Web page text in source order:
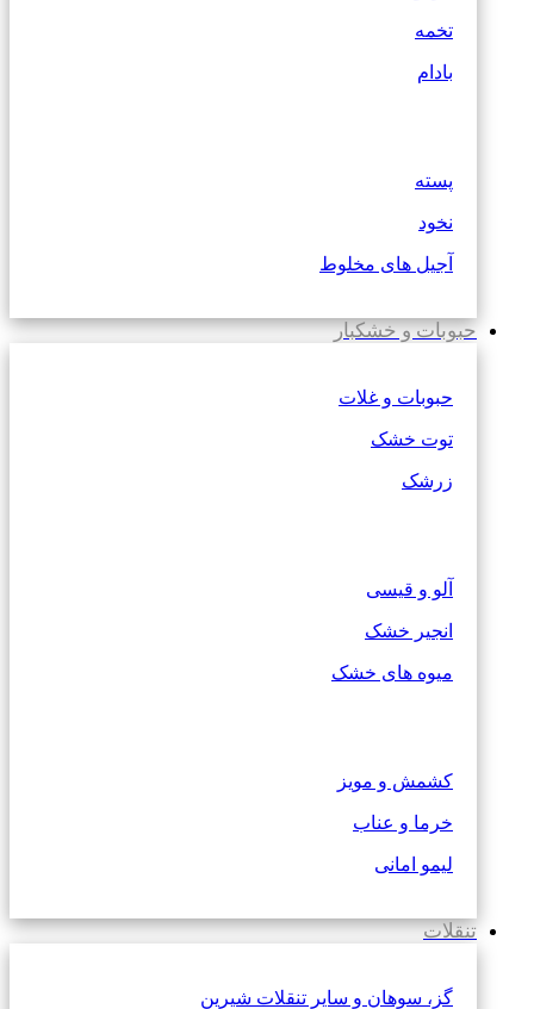
تخمه
بادام
پسته
نخود
آجیل های مخلوط
حبوبات و خشکبار
حبوبات و غلات
توت خشک
زرشک
آلو و قیسی
انجیر خشک
میوه های خشک
کشمش و مویز
خرما و عناب
لیمو امانی
تنقلات
گز، سوهان و سایر تنقلات شیرین